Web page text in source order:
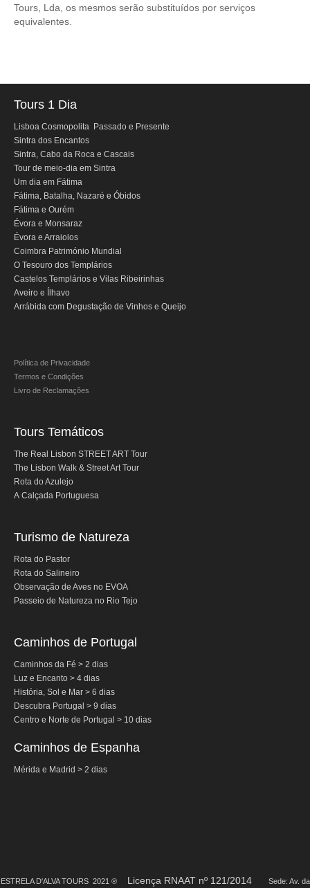
Tours, Lda, os mesmos serão substituídos por serviços
equivalentes.
Tours 1 Dia
Lisboa Cosmopolita Passado e Presente
Sintra dos Encantos
Sintra, Cabo da Roca e Cascais
Tour de meio-dia em Sintra
Um dia em Fátima
Fátima, Batalha, Nazaré e Óbidos
Fátima e Ourém
Évora e Monsaraz
Évora e Arraiolos
Coimbra Património Mundial
O Tesouro dos Templários
Castelos Templários e Vilas Ribeirinhas
Aveiro e Ílhavo
Arrábida com Degustação de Vinhos e Queijo
Política de Privacidade
Termos e Condições
Livro de Reclamações
Tours Temáticos
The Real Lisbon STREET ART Tour
The Lisbon Walk & Street Art Tour
Rota do Azulejo
A Calçada Portuguesa
Turismo de Natureza
Rota do Pastor
Rota do Salineiro
Observação de Aves no EVOA
Passeio de Natureza no Rio Tejo
Caminhos de Portugal
Caminhos da Fé > 2 dias
Luz e Encanto > 4 dias
História, Sol e Mar > 6 dias
Descubra Portugal > 9 dias
Centro e Norte de Portugal > 10 dias
Caminhos de Espanha
Mérida e Madrid > 2 dias
ESTRELA D'ALVA TOURS 2021 ® Licença RNAAT nº 121/2014 Sede: Av. da